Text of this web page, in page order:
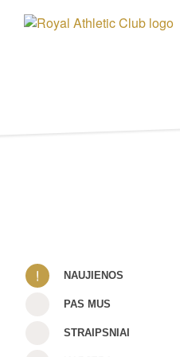
NAUJIENOS
PAS MUS
STRAIPSNIAI